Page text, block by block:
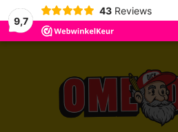
9,7
43 Reviews